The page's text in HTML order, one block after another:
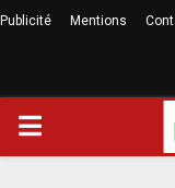
Publicité Mentions